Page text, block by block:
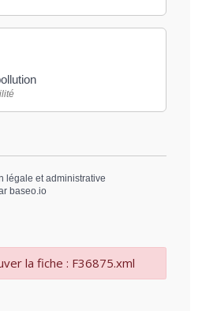
légale et administrative
baseo.io
la fiche : F36875.xml